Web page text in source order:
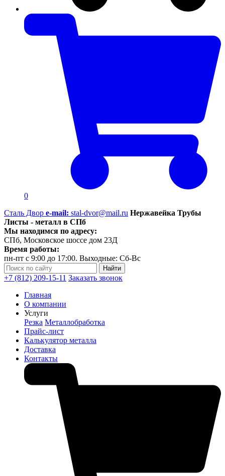
0
Сталь Двор e-mail: stal-dvor@mail.ru Нержавейка Трубы
Листы - металл в СПб
Мы находимся по адресу:
СПб, Московское шоссе дом 23Д
Время работы:
пн-пт с 9:00 до 17:00. Выходные: Сб-Вс
+7 (812) 209-15-11 Заказать звонок
Главная
О компании
Услуги
Резка Металлобработка
Прайс-лист
Калькулятор металла
Доставка
Контакты